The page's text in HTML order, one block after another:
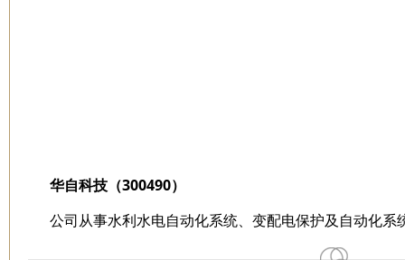
华自科技（300490）
公司从事水利水电自动化系统、变配电保护及自动化系